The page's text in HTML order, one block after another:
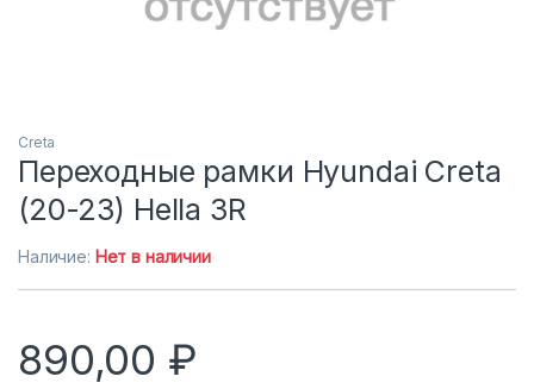
Creta
Переходные рамки Hyundai Creta
(20-23) Hella 3R
Наличие: Нет в наличии
890,00 ₽